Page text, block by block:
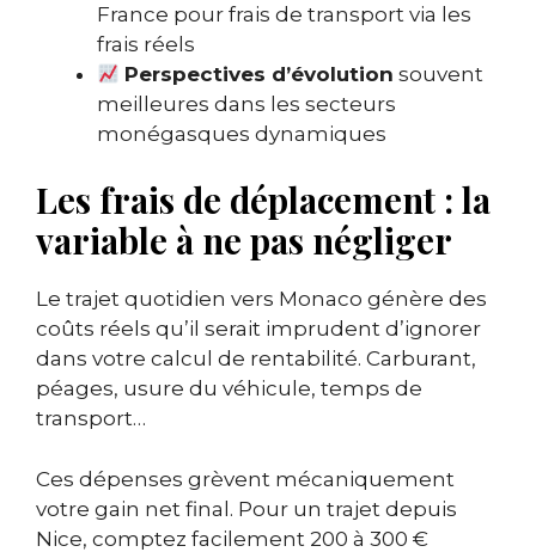
France pour frais de transport via les
frais réels
Perspectives d’évolution souvent
meilleures dans les secteurs
monégasques dynamiques
Les frais de déplacement : la
variable à ne pas négliger
Le trajet quotidien vers Monaco génère des
coûts réels qu’il serait imprudent d’ignorer
dans votre calcul de rentabilité. Carburant,
péages, usure du véhicule, temps de
transport…
Ces dépenses grèvent mécaniquement
votre gain net final. Pour un trajet depuis
Nice, comptez facilement 200 à 300 €